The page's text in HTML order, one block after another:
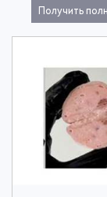
Получить